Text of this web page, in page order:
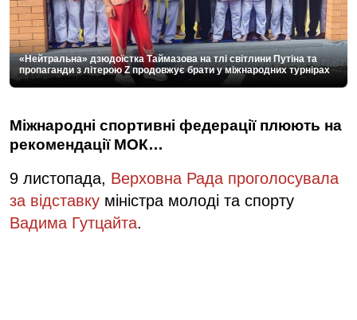
«Нейтральна» дзюдоїстка Таймазова на тлі світлини Путіна та
пропаганди з літерою Z продовжує брати у міжнародних турнірах
Міжнародні спортивні федерації плюють на
рекомендації МОК…
9 листопада, Верховна Рада проголосувала
за відставку міністра молоді та спорту
Вадима Гутцайта.